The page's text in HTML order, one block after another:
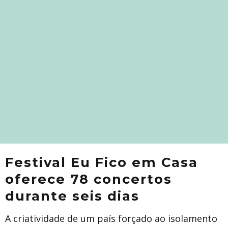
Festival Eu Fico em Casa
oferece 78 concertos
durante seis dias
A criatividade de um país forçado ao isolamento